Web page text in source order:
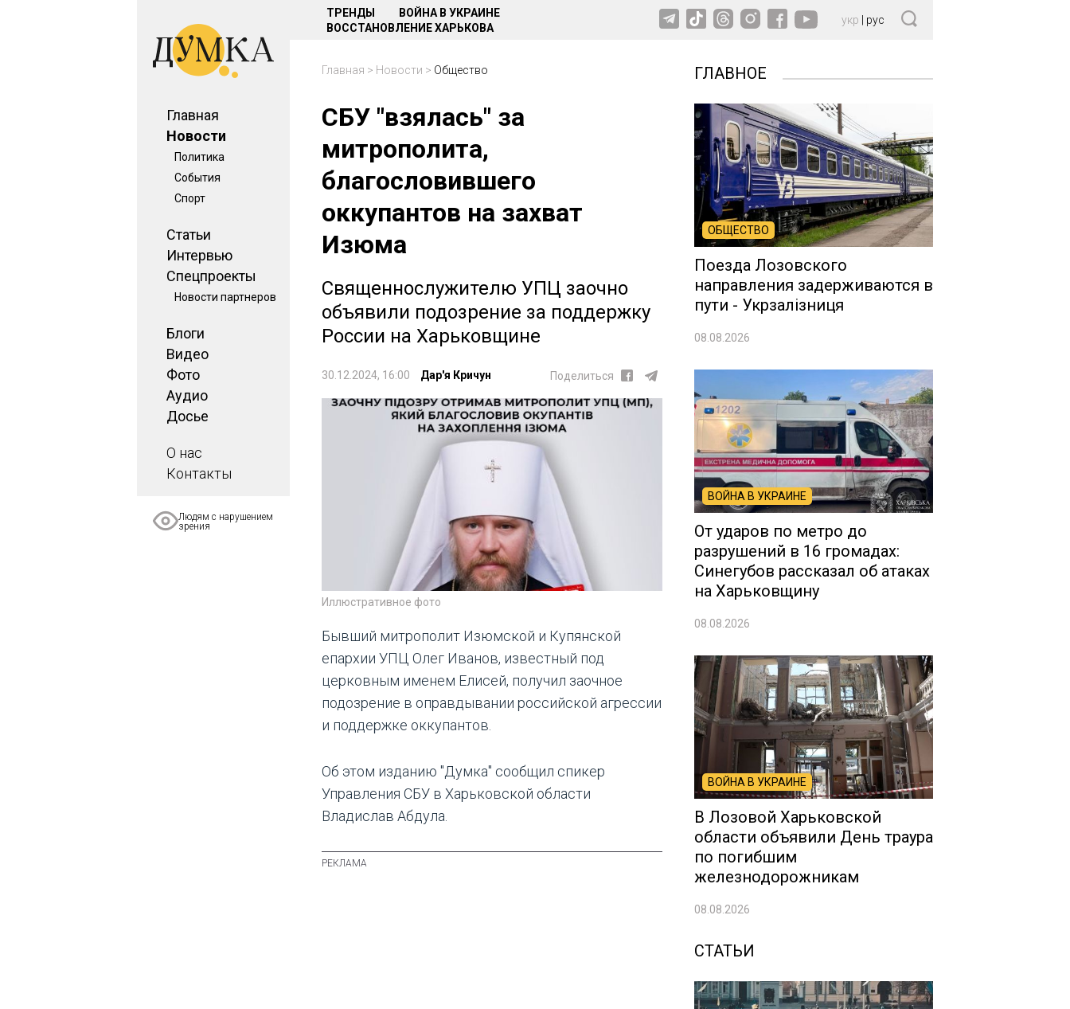
Главная
Новости
Политика
События
Спорт
Статьи
Интервью
Спецпроекты
Новости партнеров
Блоги
Видео
Фото
Аудио
Досье
О нас
Контакты
Людям с нарушением
зрения
ТРЕНДЫ
ВОЙНА В УКРАИНЕ
ВОССТАНОВЛЕНИЕ ХАРЬКОВА
укр рус
Главная > Новости > Общество
СБУ "взялась" за
митрополита,
благословившего
оккупантов на захват
Изюма
Священнослужителю УПЦ заочно
объявили подозрение за поддержку
России на Харьковщине
30.12.2024, 16:00 Дар'я Кричун Поделиться
Иллюстративное фото
Бывший митрополит Изюмской и Купянской
епархии УПЦ Олег Иванов, известный под
церковным именем Елисей, получил заочное
подозрение в оправдывании российской агрессии
и поддержке оккупантов.
Об этом изданию "Думка" сообщил спикер
Управления СБУ в Харьковской области
Владислав Абдула.
ГЛАВНОЕ
ОБЩЕСТВО
Поезда Лозовского
направления задерживаются в
пути - Укрзалізниця
08.08.2026
ВОЙНА В УКРАИНЕ
От ударов по метро до
разрушений в 16 громадах:
Синегубов рассказал об атаках
на Харьковщину
08.08.2026
ВОЙНА В УКРАИНЕ
В Лозовой Харьковской
области объявили День траура
по погибшим
железнодорожникам
08.08.2026
СТАТЬИ